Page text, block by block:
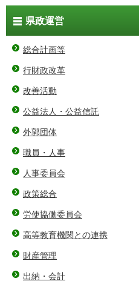
県政運営
総合計画等
行財政改革
改善活動
公益法人・公益信託
外郭団体
職員・人事
人事委員会
政策総合
労使協働委員会
高等教育機関との連携
財産管理
出納・会計